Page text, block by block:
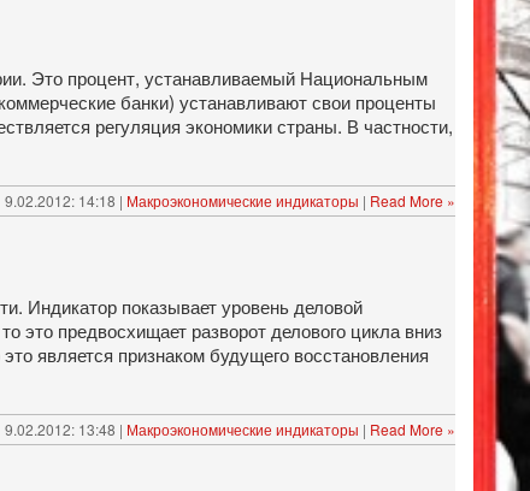
Это процент, устанавливаемый Национальным
банки) устанавливают свои проценты
регуляция экономики страны. В частности,
9.02.2012: 14:18 | Макроэкономические индикаторы | Read More »
показывает уровень деловой
это предвосхищает разворот делового цикла вниз
является признаком будущего восстановления
9.02.2012: 13:48 | Макроэкономические индикаторы | Read More »